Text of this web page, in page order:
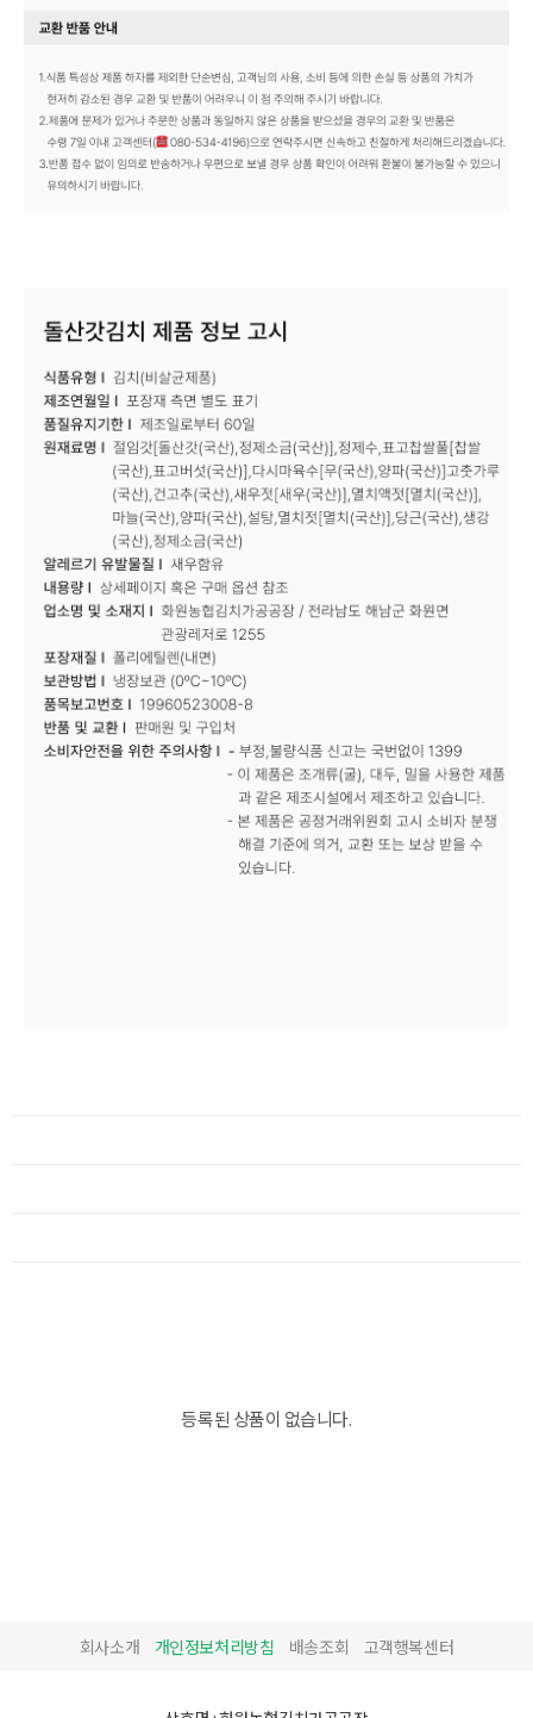
등록된 상품이 없습니다.
회사소개 개인정보처리방침 배송조회 고객행복센터